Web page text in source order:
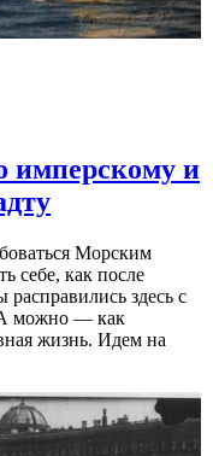
имперскому и
Морским
себе, как после
здесь с
можно — как
жизнь. Идем на